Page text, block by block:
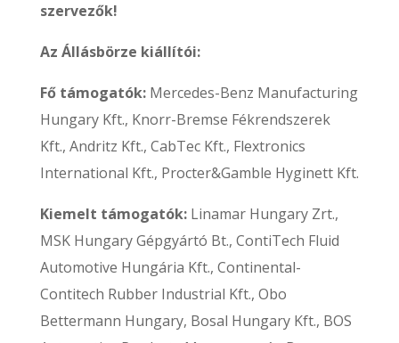
szervezők!
Az Állásbörze kiállítói:
Fő támogatók:Mercedes-Benz Manufacturing
Hungary Kft., Knorr-Bremse Fékrendszerek
Kft., Andritz Kft., CabTec Kft., Flextronics
International Kft., Procter&Gamble Hyginett Kft.
Kiemelt támogatók:Linamar Hungary Zrt.,
MSK Hungary Gépgyártó Bt., ContiTech Fluid
Automotive Hungária Kft., Continental-
Contitech Rubber Industrial Kft., Obo
Bettermann Hungary, Bosal Hungary Kft., BOS